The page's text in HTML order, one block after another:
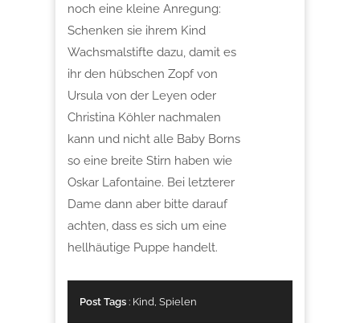
noch eine kleine Anregung:
Schenken sie ihrem Kind
Wachsmalstifte dazu, damit es
ihr den hübschen Zopf von
Ursula von der Leyen oder
Christina Köhler nachmalen
kann und nicht alle Baby Borns
so eine breite Stirn haben wie
Oskar Lafontaine. Bei letzterer
Dame dann aber bitte darauf
achten, dass es sich um eine
hellhäutige Puppe handelt.
Post Tags : Kind Spielen